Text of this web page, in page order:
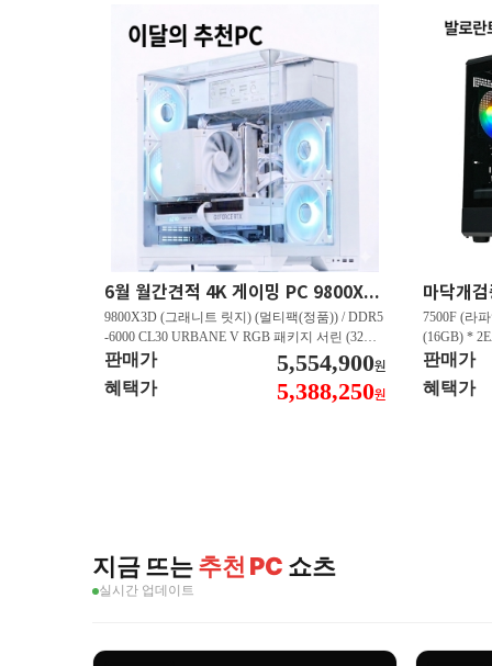
6월 월간견적 4K 게이밍 PC 9800X3D RTX 5080 GY512
9800X3D (그래니트 릿지) (멀티팩(정품)) / DDR5
-6000 CL30 URBANE V RGB 패키지 서린 (32GB
(16Gx2)) / B850M-PLUS WIFI7 W 대원씨티에스 /
지포스 RTX 5080 AERO OC SFF D7 16GB 제이
씨현 / EXCERIA 히트싱크 M.2 NVMe (2TB)
판매가 5,554,900원
혜택가 5,388,250원
7500F (라
(16GB) *
즈윈 / 지포
CN600
판매가
혜택가
지금 뜨는추천 PC 쇼츠
실시간 업데이트